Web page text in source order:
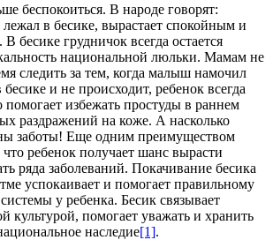
беспокоиться. В народе говорят:
в бесике, вырастает спокойным и
бесике грудничок всегда остается
национальной люльки. Мамам не
следить за тем, когда малыш намочил
и не происходит, ребенок всегда
помогает избежать простуды в раннем
раздражений на коже. А насколько
заботы! Еще одним преимуществом
что ребенок получает шанс вырасти
ряда заболеваний. Покачивание бесика
успокаивает и помогает правильному
у ребенка. Бесик связывает
культурой, помогает уважать и хранить
наследие[1].